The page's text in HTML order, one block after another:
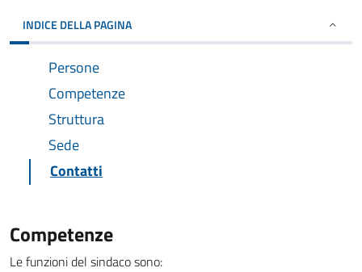
INDICE DELLA PAGINA
Persone
Competenze
Struttura
Sede
Contatti
Competenze
Le funzioni del sindaco sono: